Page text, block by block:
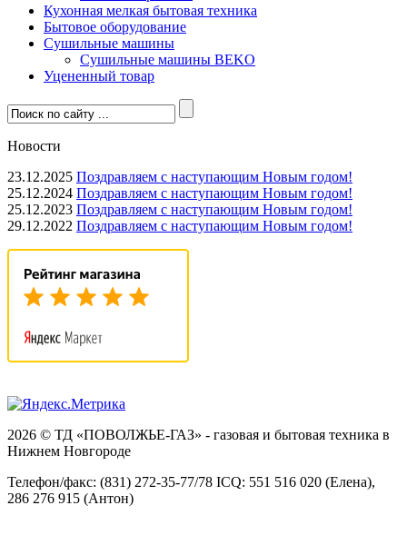
Кухонная мелкая бытовая техника
Бытовое оборудование
Сушильные машины
Сушильные машины BEKO
Уцененный товар
Новости
23.12.2025 Поздравляем с наступающим Новым годом!
25.12.2024 Поздравляем с наступающим Новым годом!
25.12.2023 Поздравляем с наступающим Новым годом!
29.12.2022 Поздравляем с наступающим Новым годом!
2026 © ТД «ПОВОЛЖЬЕ-ГАЗ» - газовая и бытовая техника в
Нижнем Новгороде
Телефон/факс: (831) 272-35-77/78 ICQ: 551 516 020 (Елена),
286 276 915 (Антон)